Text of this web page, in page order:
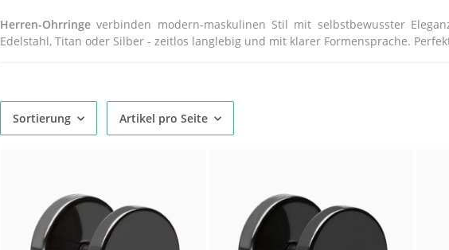
Herren-Ohrringeverbinden modern-maskulinen Stil mit selbstbewusster
Edelstahl, Titan oder Silber - zeitlos langlebig und mit klarer Formensprache.
Sortierung Artikel pro Seite